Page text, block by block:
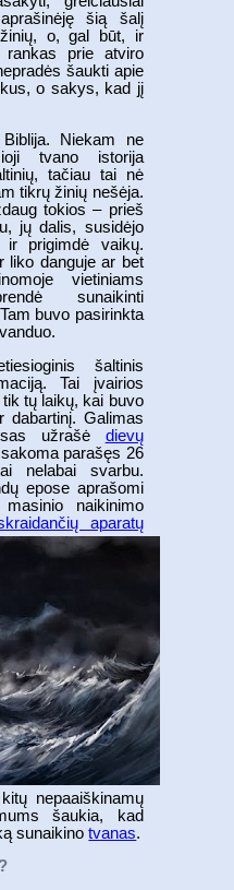
šią šalį
o, gal būt, ir
prie atviro
šaukti apie
o sakys, kad jį
Niekam ne
tvano istorija
tačiau tai nė
tikrų žinių nešėja.
tokios – prieš
jų dalis, susidėjo
prigimdė vaikų.
liko danguje ar bet
vietiniams
sunaikinti
buvo pasirinkta
šaltinis
Tai įvairios
tų laikų, kai buvo
dabartinį. Galimas
užrašė dievų
parašęs 26
nelabai svarbu.
epose aprašomi
naikinimo
aparatų
nepaaiškinamų
šaukia, kad
sunaikinotvanas.